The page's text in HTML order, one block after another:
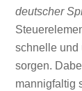
deutscher
schnelle und
sorgen.
mannigfaltig